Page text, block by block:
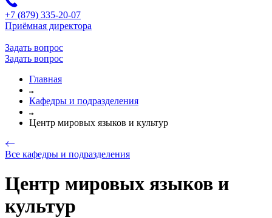
+7 (879) 335-20-07
Приёмная директора
Задать вопрос
Задать вопрос
Главная
Кафедры и подразделения
Центр мировых языков и культур
Все кафедры и подразделения
Центр мировых языков и
культур